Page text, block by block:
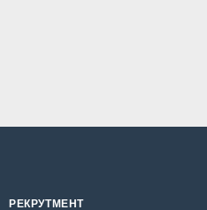
РЕКРУТМЕНТ